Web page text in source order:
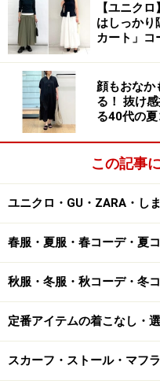
写真のコーデでは同じ
ェイスナロースカート」
と上半身のふんわり感
インになってモードな
デなど色使いを絞ると
ます。
また、こちらの写真の
りアイテムとして取り
ニンな印象に。
【ユニク
はしっかり
カート」コ
顔もおなか
る！ 抜け
る40代の
この記事
ユニクロ・GU・ZARA・し
春服・夏服・春コーデ・夏
秋服・冬服・秋コーデ・冬
定番アイテムの着こなし・
スカーフ・ストール・マフ